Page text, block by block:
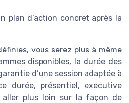
plan d’action concret après la
vous serez plus à même
disponibles, la durée des
d’une session adaptée à
durée, présentiel, executive
aller plus loin sur la façon de